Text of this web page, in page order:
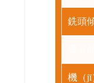
銑頭
機（jī